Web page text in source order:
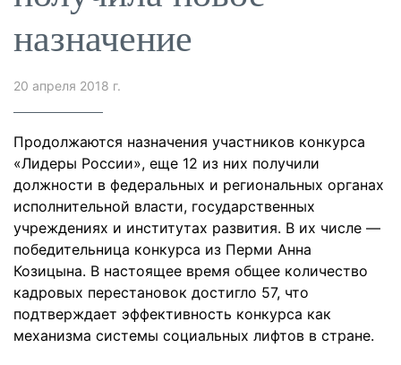
назначение
20 апреля 2018 г.
Продолжаются назначения участников конкурса
«Лидеры России», еще 12 из них получили
должности в федеральных и региональных органах
исполнительной власти, государственных
учреждениях и институтах развития. В их числе —
победительница конкурса из Перми Анна
Козицына. В настоящее время общее количество
кадровых перестановок достигло 57, что
подтверждает эффективность конкурса как
механизма системы социальных лифтов в стране.